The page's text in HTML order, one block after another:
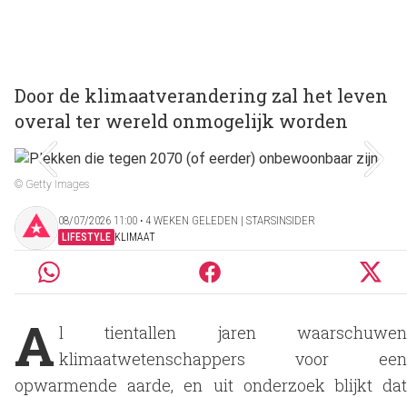
Door de klimaatverandering zal het leven
overal ter wereld onmogelijk worden
© Getty Images
08/07/2026 11:00 ‧ 4 WEKEN GELEDEN | STARSINSIDER
LIFESTYLE KLIMAAT
A l tientallen jaren waarschuwen
klimaatwetenschappers voor een
opwarmende aarde, en uit onderzoek blijkt dat